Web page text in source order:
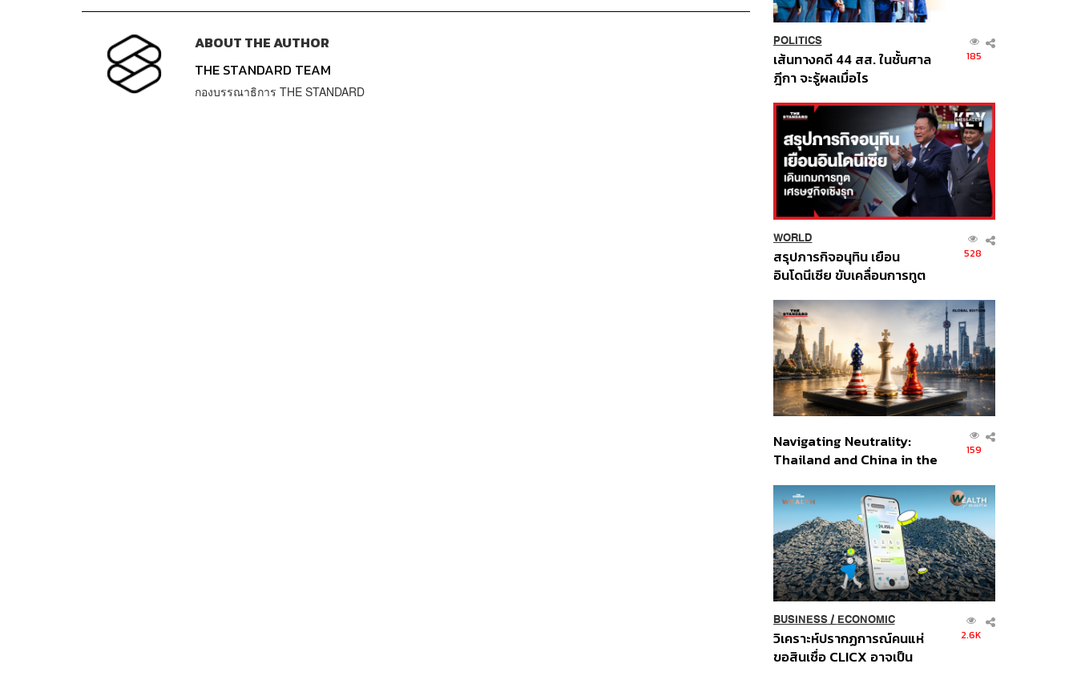
ABOUT THE AUTHOR
THE STANDARD TEAM
กองบรรณาธิการ THE STANDARD
POLITICS
เส้นทางคดี 44 สส. ในชั้นศาล
ฎีกา จะรู้ผลเมื่อไร
185
WORLD
สรุปภารกิจอนุทิน เยือน
อินโดนีเซีย ขับเคลื่อนการทูต
ส่วนยุทธศาสตร์ไทย –
อินโดนีเซีย
528
Navigating Neutrality:
Thailand and China in the
Order
159
BUSINESS/ ECONOMIC
วิเคราะห์ปรากฏการณ์คนแห่
ขอสินเชื่อ CLICX อาจเป็น
2.6K